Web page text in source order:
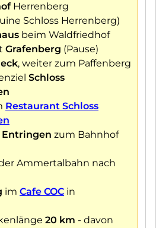
Herrenberg
Schloss Herrenberg)
beim Waldfriedhof
Grafenberg (Pause)
, weiter zum Paffenberg
Schloss
Restaurant Schloss
Entringen zum Bahnhof
Ammertalbahn nach
im Cafe COC in
20 km - davon